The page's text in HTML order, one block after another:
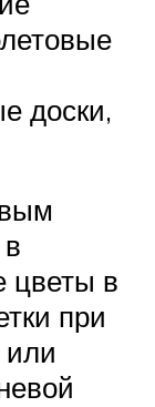
доски,
цветы в
при
или